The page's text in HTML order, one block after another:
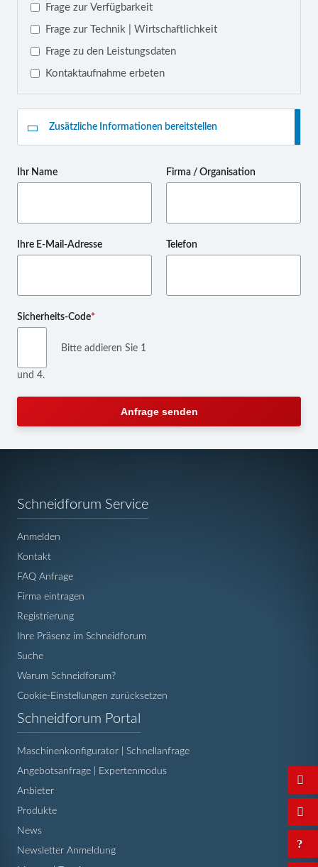
Frage zur Verfügbarkeit
Frage zur Technik | Wirtschaftlichkeit
Frage zu den Leistungsdaten
Kontaktaufnahme erbeten
Zusätzliche Informationen bereitstellen
Ihr Name Firma / Organisation
Ihre E-Mail-Adresse Telefon
Pflichtfeld
Sicherheits-Code*
Bitte addieren Sie 1
und 4.
Anfrage senden
Schneidforum ServiceNavigation
Anmelden
Kontakt
FAQ Anfrage
Firma eintragen
Registrierung
Ihre Präsenz im Schneidforum
Suche
Warum Schneidforum?
Cookie-Einstellungen zurücksetzen
Schneidforum Portal
Maschinenkonfigurator | Schnellanfrage
Angebotsanfrage | Expertenmodus
Anbieter
Produkte
News
Newsletter Anmeldung